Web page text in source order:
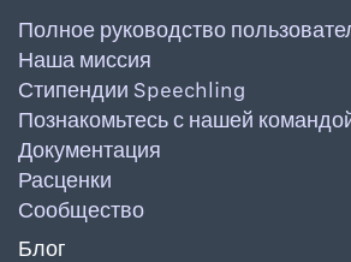
Полное руководство
Наша миссия
Стипендии Speechling
Познакомьтесь с нашей
Документация
Расценки
Сообщество
Блог